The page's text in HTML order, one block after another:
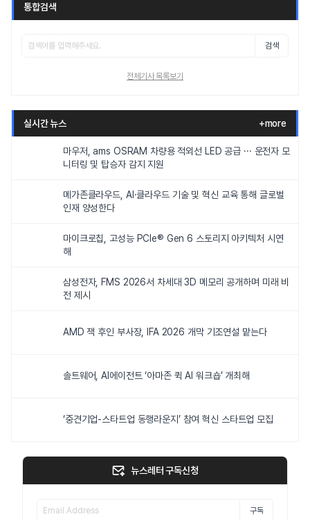
통합검색
검색
전체기사 목록보기
실시간 뉴스 +more
마우저, ams OSRAM 차량용 적외선 LED 공급 ··· 운전자 모
니터링 및 탑승자 감지 지원
메가존클라우드, AI·클라우드 기술 및 혁신 교육 통해 글로벌
인재 양성한다
마이크로칩, 고성능 PCIe® Gen 6 스토리지 아키텍처 시연
해
삼성전자, FMS 2026서 차세대 3D 메모리 공개하며 미래 비
전 제시
AMD 잭 후인 부사장, IFA 2026 개막 기조연설 맡는다
솔트웨어, AI에이전트 ‘아마존 퀵 AI 워크숍’ 개최해
‘중견기업-스타트업 동행라운지’ 참여 혁신 스타트업 모집
뉴스레터 구독신청
구독